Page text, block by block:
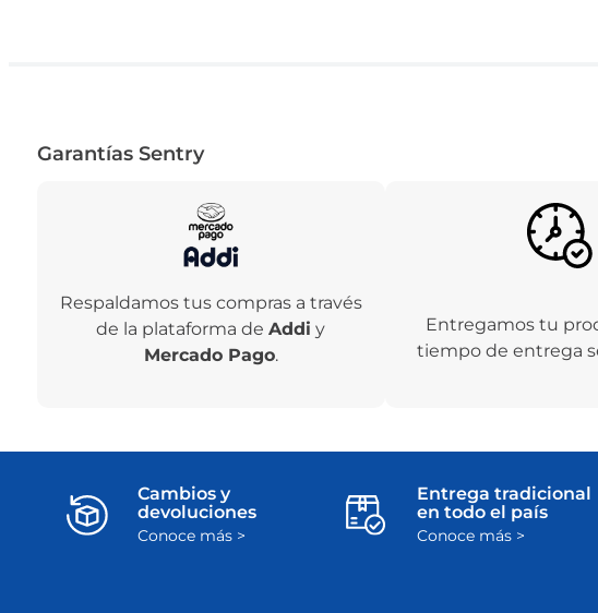
Garantías Sentry
Respaldamos tus compras a través
de la plataforma deAddi y
Mercado Pago.
Entregamos tu
tiempo de entrega
Cambios y
devoluciones
Conoce más >
Entrega tradicional
en todo el país
Conoce más >